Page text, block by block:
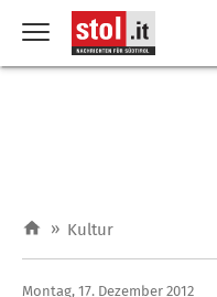
» Kultur
Montag, 17. Dezember 2012